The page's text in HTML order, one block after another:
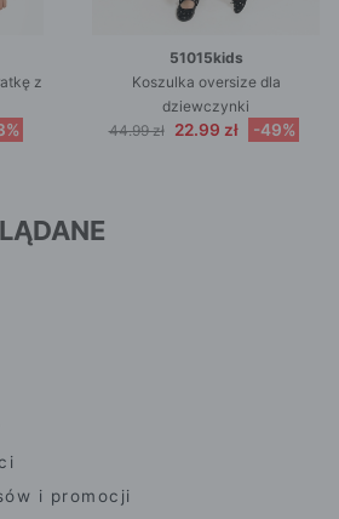
z
51015kids
Koszulka oversize dla
dziewczynki
44.99 zł
22.99 zł -49%
i promocji